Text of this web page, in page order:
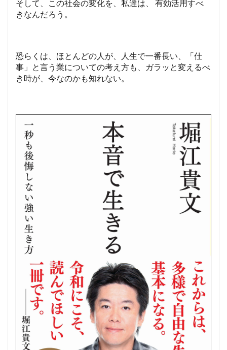
そして、この社会の変化を、私達は、 有効活用すべ
きなんだろう。
恐らくは、ほとんどの人が、人生で一番長い、「仕
事」と言う業についての考え方も、ガラッと変えるべ
き時が、今なのかも知れない。